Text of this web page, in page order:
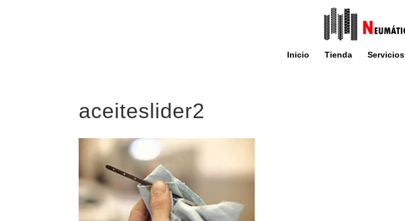
Inicio Tienda Servicios
aceiteslider2